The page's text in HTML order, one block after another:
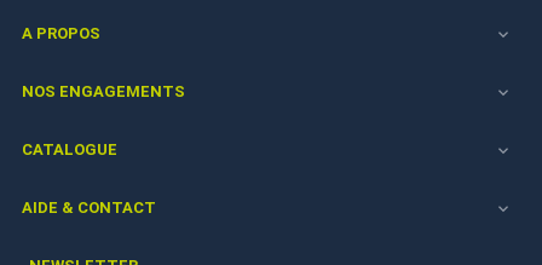
A PROPOS 
NOS ENGAGEMENTS 
CATALOGUE 
AIDE & CONTACT 